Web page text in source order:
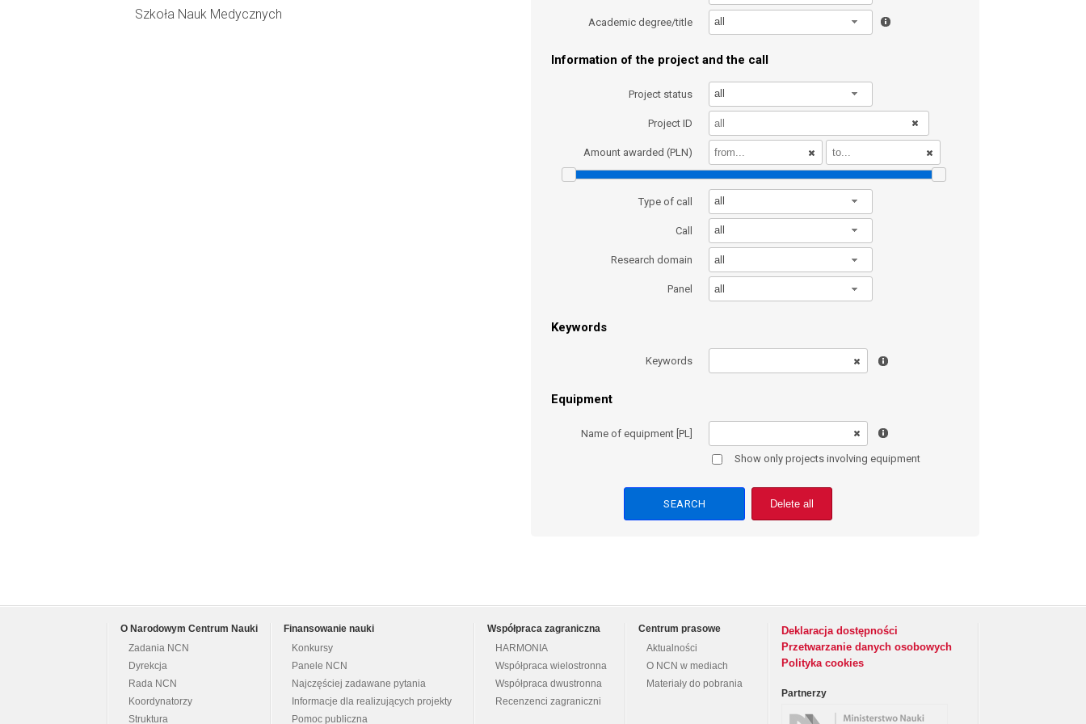
Academic degree/title all
Information of the project and the call
Project status all
Project ID
Amount awarded (PLN)
Type of call all
Call all
Research domain all
Panel all
Keywords
Keywords
Equipment
Name of equipment [PL]
Show only projects involving equipment
Delete all
Szkoła Nauk Medycznych
O Narodowym Centrum Nauki
Zadania NCN
Dyrekcja
Rada NCN
Koordynatorzy
Struktura
Finansowanie nauki
Konkursy
Panele NCN
Najczęściej zadawane pytania
Informacje dla realizujących projekty
Pomoc publiczna
Współpraca zagraniczna
HARMONIA
Współpraca wielostronna
Współpraca dwustronna
Recenzenci zagraniczni
Centrum prasowe
Aktualności
O NCN w mediach
Materiały do pobrania
Deklaracja dostępności
Przetwarzanie danych osobowych
Polityka cookies
Partnerzy